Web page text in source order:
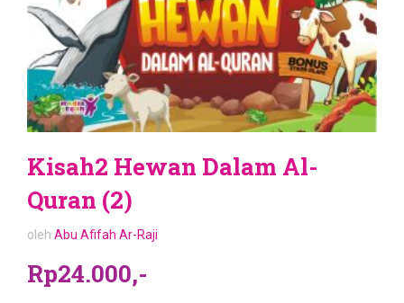
Kisah2 Hewan Dalam Al-
Quran (2)
oleh Abu Afifah Ar-Raji
Rp24.000,-